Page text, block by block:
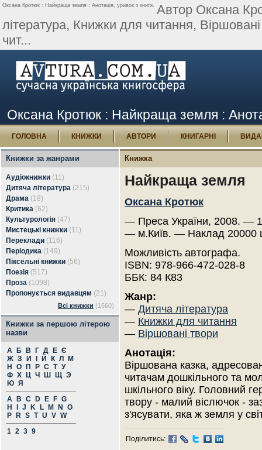
Оксана Кротюк : Найкраща земля : Анотація, уривок з книги. Автор Оксана
література, Книжки для читання,
чит...
Оксана Кротюк : Найкраща земля :
ГОЛОВНА КНИЖКИ АВТОРИ КНИГАРНІ
Книжки за жанрами
Аудіокнижки (11)
Дитяча література (215)
Драма (18)
Критика (62)
Культурологія (47)
Мистецькі книжки (11)
Переклади (116)
Періодика (149)
Піксельні книжки (56)
Поезія (517)
Проза (1098)
Пропонується видавцям (21)
Всі книжки (1660)
Книжки за першою літерою
назви
А Б В Г Д Е Є
Ж З И Й К Л
М
Н
О П Р С Т У
Ф Х Ц Ч Ш Щ Э
Ю Я
A
B C D E F G
H
J K L M N
O
P
R S T U V W
1 2 3 9
Книжка
Найкраща земля
Оксана Кротюк
— Преса України, 2008. —
— м.Київ. — Наклад 20000
Можливість автографа.
ISBN: 978-966-472-028-8
ББК: 84 К83
Жанр:
— Дитяча література
— Книжки для читання
— Віршовані твори
Анотація:
Віршована казка,
читачам дошкільного та
шкільного віку. Головний
твору - малий віслючок -
з'ясувати, яка ж земля у
Поділитись: